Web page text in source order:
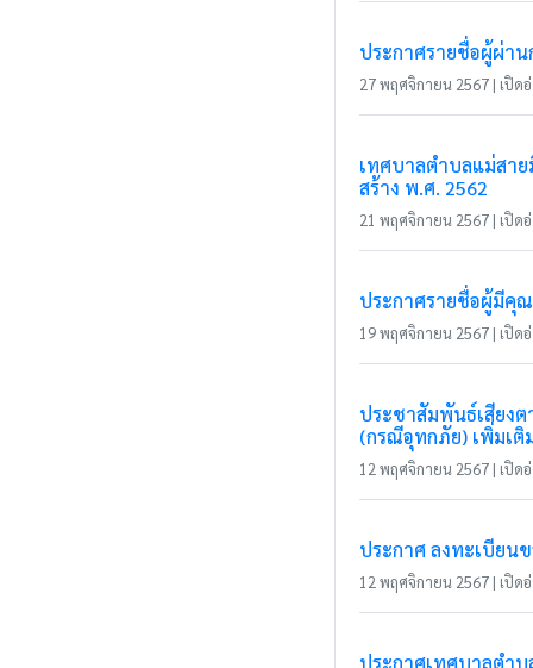
ประกาศรายชื่อผู้ผ่า
27 พฤศจิกายน 2567 | เปิด
เทศบาลตำบลแม่สา
สร้าง พ.ศ. 2562
21 พฤศจิกายน 2567 | เปิด
ประกาศรายชื่อผู้มีคุ
19 พฤศจิกายน 2567 | เปิด
ประชาสัมพันธ์เสียง
(กรณีอุทกภัย) เพิ่มเติ
12 พฤศจิกายน 2567 | เปิด
ประกาศ ลงทะเบียน
12 พฤศจิกายน 2567 | เปิด
ประกาศเทศบาลตำ